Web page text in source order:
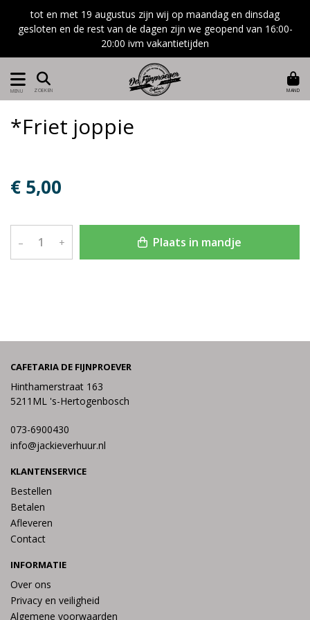
tot en met 19 augustus zijn wij op maandag en dinsdag
gesloten en de rest van de dagen zijn we geopend van 16:00-
20:00 ivm vakantietijden
MENU ZOEKEN MAND
*Friet joppie
€ 5,00
– + Plaats in mandje
CAFETARIA DE FIJNPROEVER
Hinthamerstraat 163
5211ML 's-Hertogenbosch
073-6900430
info@jackieverhuur.nl
KLANTENSERVICE
Bestellen
Betalen
Afleveren
Contact
INFORMATIE
Over ons
Privacy en veiligheid
Algemene voorwaarden